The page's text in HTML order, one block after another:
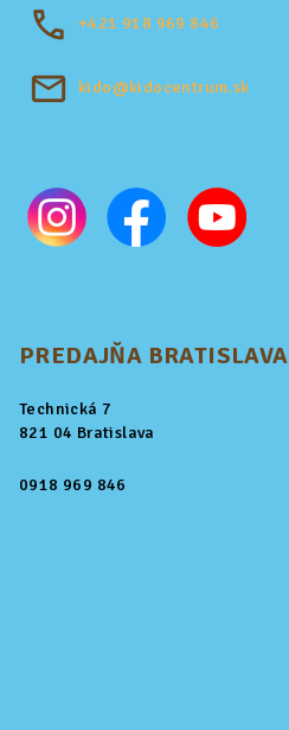
+421 918 969 846
kido@kidocentrum.sk
PREDAJŇA BRATISLAVA
Technická 7
821 04 Bratislava
0918 969 846